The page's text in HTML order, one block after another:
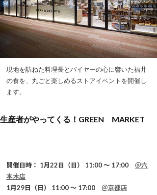
現地を訪ねた料理長とバイヤーの心に響いた福井
の食を、丸ごと楽しめるストアイベントを開催し
ます。
生産者がやってくる！GREEN MARKET
開催日時： 1月22日（日） 11:00 ～ 17:00 ＠六
本木店
1月29日（日） 11:00 ～ 17:00 ＠京都店